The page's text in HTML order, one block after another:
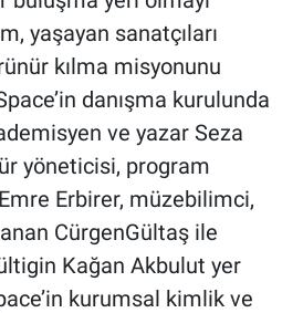
yaşayan sanatçıları
kılma misyonunu
danışma kurulunda
ve yazar Seza
yöneticisi, program
Erbirer, müzebilimci,
CürgenGültaş ile
Kağan Akbulut yer
kurumsal kimlik ve